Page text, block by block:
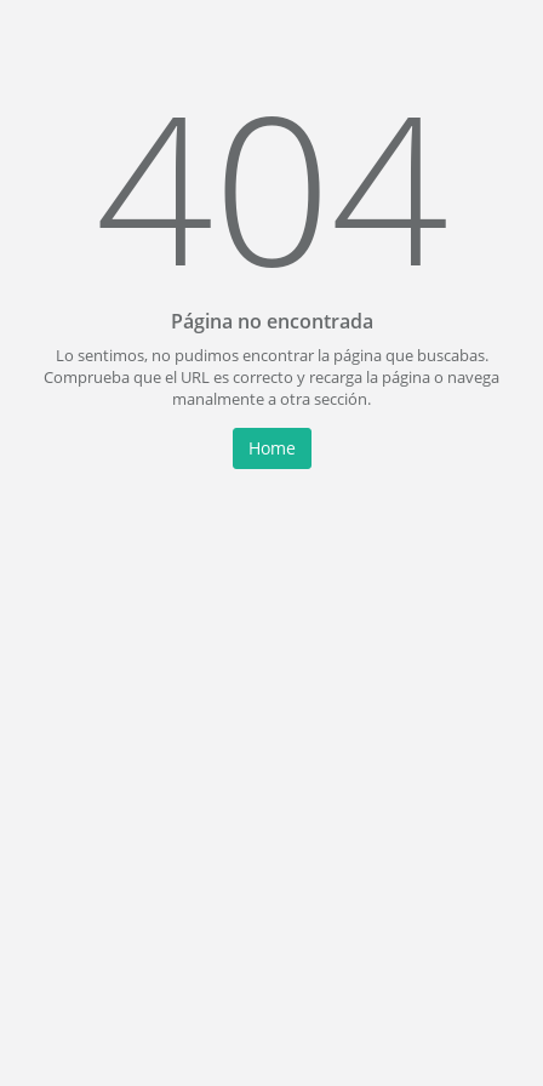
404
Página no encontrada
Lo sentimos, no pudimos encontrar la página que buscabas.
Comprueba que el URL es correcto y recarga la página o navega
manalmente a otra sección.
Home